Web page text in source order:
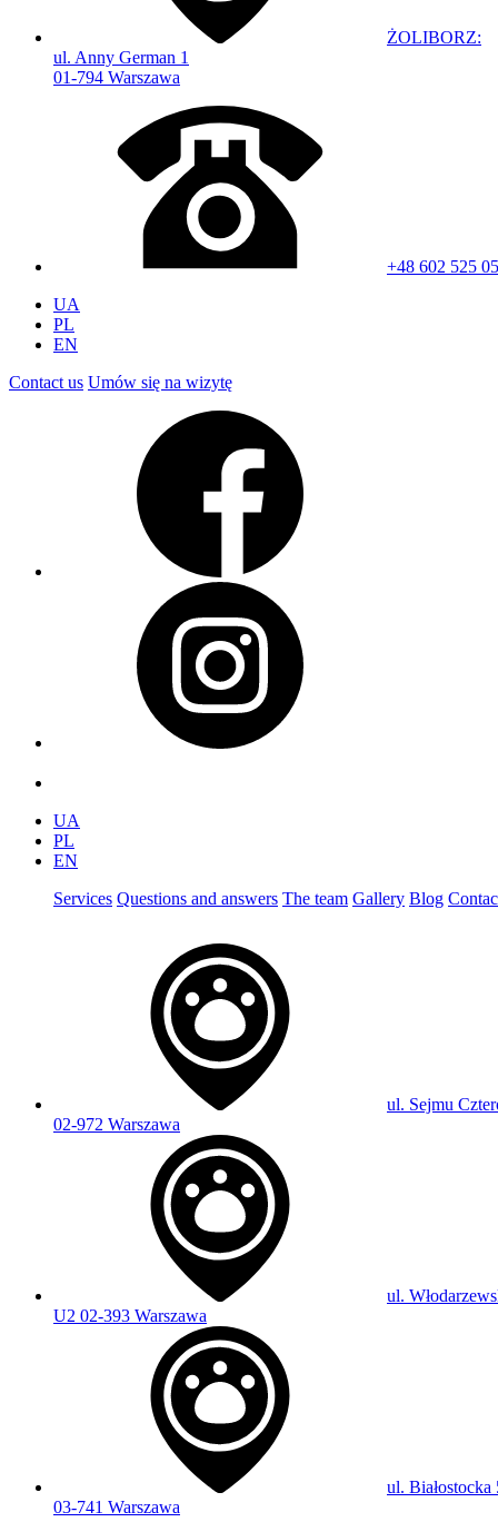
ŻOLIBORZ:
ul. Anny German 1
01-794 Warszawa
+48 602 525
UA
PL
EN
Contact us Umów się na wizytę
UA
PL
EN
Services Questions and answers The team Gallery Blog
ul. Sejmu
02-972 Warszawa
ul.
U2 02-393 Warszawa
ul. Białostocka
03-741 Warszawa